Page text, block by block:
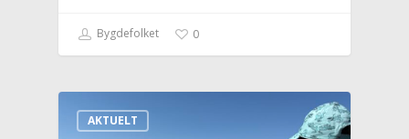
Bygdefolket 0
AKTUELT